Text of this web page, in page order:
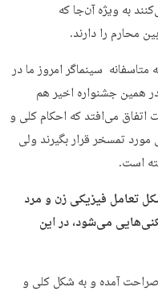
به ویژه آن‌جا که
محارم را دارند.
سینماگر امروز ما در
همین جشنواره اخیر هم
می‌افتد که احکام کلی و
مورد تمسخر قرار بگیرند ولی
است.
تعامل فیزیکی زن و مرد
می‌شود، در این
آمده و به شکل کلی و